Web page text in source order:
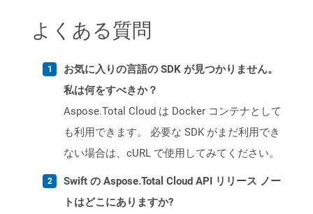
よくある質問
お気に入りの言語の SDK が見つかりません。
私は何をすべきか？
Aspose.Total Cloud は Docker コンテナとして
も利用できます。 必要な SDK がまだ利用でき
ない場合は、cURL で使用してみてください。
Swift の Aspose.Total Cloud API リリース ノー
トはどこにありますか?